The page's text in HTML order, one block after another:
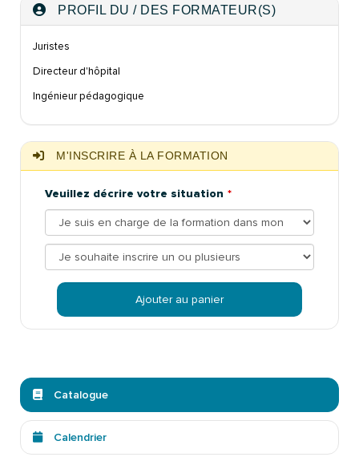
PROFIL DU / DES FORMATEUR(S)
Juristes
Directeur d'hôpital
Ingénieur pédagogique
M'INSCRIRE À LA FORMATION
Veuillez décrire votre situation
Ajouter au panier
Catalogue
Calendrier